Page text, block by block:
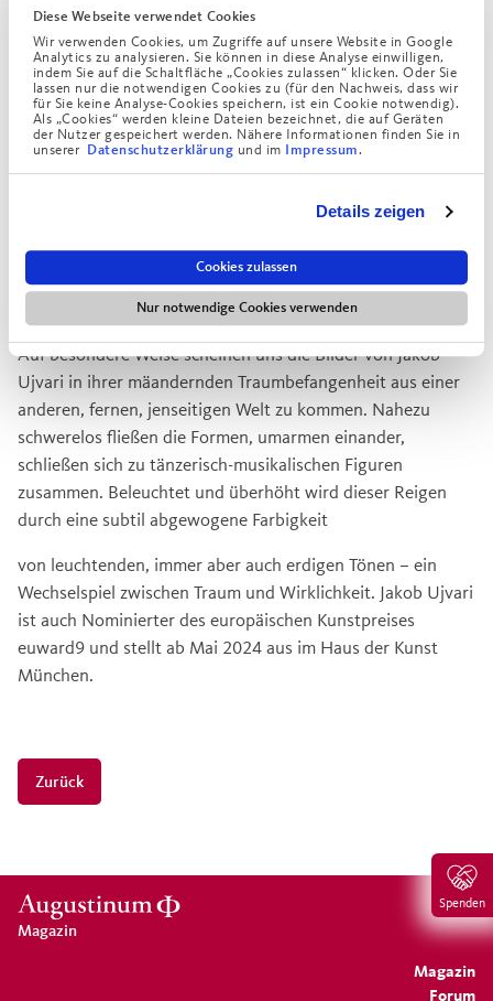
Diese Webseite verwendet Cookies
Wir verwenden Cookies, um Zugriffe auf unsere Website in Google
Analytics zu analysieren. Sie können in diese Analyse einwilligen,
indem Sie auf die Schaltfläche „Cookies zulassen“ klicken. Oder Sie
lassen nur die notwendigen Cookies zu (für den Nachweis, dass wir
für Sie keine Analyse-Cookies speichern, ist ein Cookie notwendig).
Als „Cookies“ werden kleine Dateien bezeichnet, die auf Geräten
der Nutzer gespeichert werden. Nähere Informationen finden Sie in
unserer Datenschutzerklärung und im Impressum.
Details zeigen
Cookies zulassen
Nur notwendige Cookies verwenden
Spenden
Das vielschichtige künstlerische Werk von Ujvari ist von
einem eigenständigen grafisch-linearen Stil geprägt. Mit
seinen wenigen kräftig gezogenen Linien werden zunächst
einige klare Formen frei Hand direkt auf das indische
Büttenpapier geworfen oder in eine Radierplatte geritzt.
Dabei bevorzugt Jakob Ujvari abstrakte Formgebilde, die
ausbreiten und meist ineinander verschlungen sind. So
verschmelzen die einzelnen Formen zu einem einheitlichen
Ganzen, das mittels der durchgängigen, rhythmischen
Binnenzeichnung fest zusammengehalten wird.
Auf besondere Weise scheinen uns die Bilder von Jakob
Ujvari in ihrer mäandernden Traumbefangenheit aus einer
anderen, fernen, jenseitigen Welt zu kommen. Nahezu
schwerelos fließen die Formen, umarmen einander,
schließen sich zu tänzerisch-musikalischen Figuren
zusammen. Beleuchtet und überhöht wird dieser Reigen
durch eine subtil abgewogene Farbigkeit
von leuchtenden, immer aber auch erdigen Tönen – ein
Wechselspiel zwischen Traum und Wirklichkeit. Jakob Ujvari
ist auch Nominierter des europäischen Kunstpreises
euward9 und stellt ab Mai 2024 aus im Haus der Kunst
München.
Zurück
Magazin
Forum
Magazin